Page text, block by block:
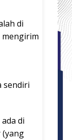
di
mengirim
sendiri
di
(yang